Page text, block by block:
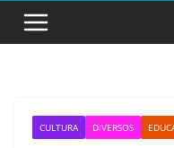
CULTURA DIVERSOS